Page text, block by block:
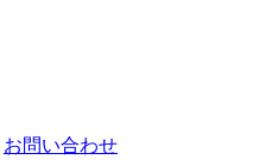
お問い合わせ